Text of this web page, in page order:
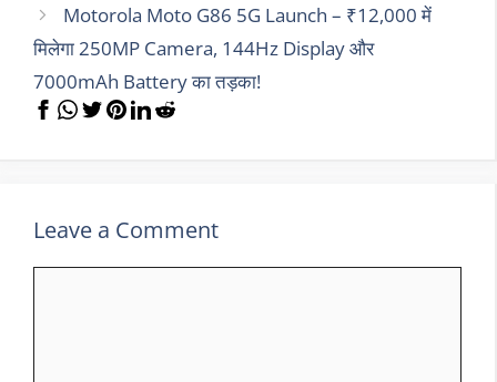
Motorola Moto G86 5G Launch – ₹12,000 में
मिलेगा 250MP Camera, 144Hz Display और
7000mAh Battery का तड़का!
Leave a Comment